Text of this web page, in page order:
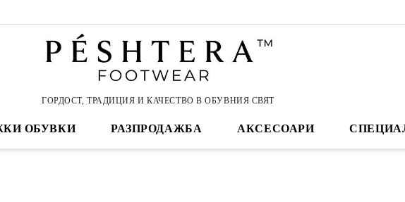
ГОРДОСТ, ТРАДИЦИЯ И КАЧЕСТВО В ОБУВНИЯ СВЯТ
ОБУВКИ РАЗПРОДАЖБА АКСЕСОАРИ